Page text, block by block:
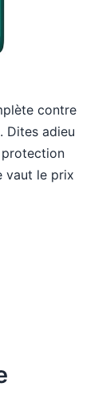
contre
Dites adieu
protection
vaut le prix